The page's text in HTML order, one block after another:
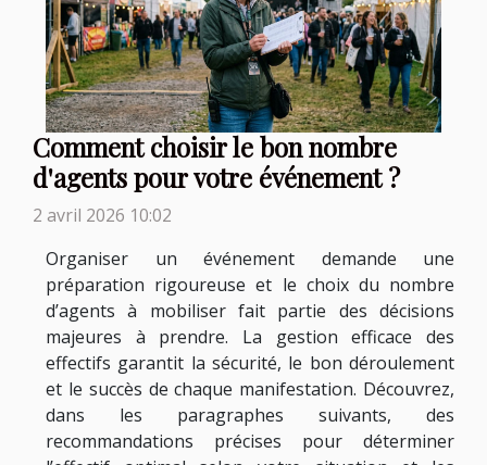
Comment choisir le bon nombre
d'agents pour votre événement ?
2 avril 2026 10:02
Organiser un événement demande une
préparation rigoureuse et le choix du nombre
d’agents à mobiliser fait partie des décisions
majeures à prendre. La gestion efficace des
effectifs garantit la sécurité, le bon déroulement
et le succès de chaque manifestation. Découvrez,
dans les paragraphes suivants, des
recommandations précises pour déterminer